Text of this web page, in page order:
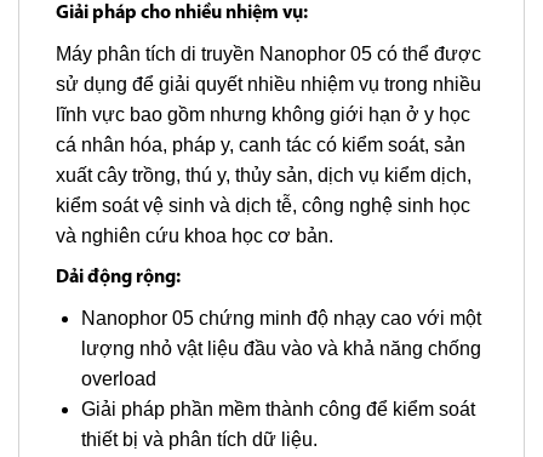
Giải pháp cho nhiều nhiệm vụ:
Máy phân tích di truyền Nanophor 05 có thể được
sử dụng để giải quyết nhiều nhiệm vụ trong nhiều
lĩnh vực bao gồm nhưng không giới hạn ở y học
cá nhân hóa, pháp y, canh tác có kiểm soát, sản
xuất cây trồng, thú y, thủy sản, dịch vụ kiểm dịch,
kiểm soát vệ sinh và dịch tễ, công nghệ sinh học
và nghiên cứu khoa học cơ bản.
Dải động rộng:
Nanophor 05 chứng minh độ nhạy cao với một
lượng nhỏ vật liệu đầu vào và khả năng chống
overload
Giải pháp phần mềm thành công để kiểm soát
thiết bị và phân tích dữ liệu.